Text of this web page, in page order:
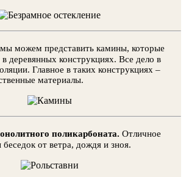
мы можем представить камины, которые
деревянных конструкциях. Все дело в
Главное в таких конструкциях –
материалы.
поликарбоната. Отличное
от ветра, дождя и зноя.